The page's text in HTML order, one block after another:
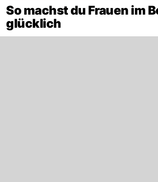
So machst du Frauen im
glücklich